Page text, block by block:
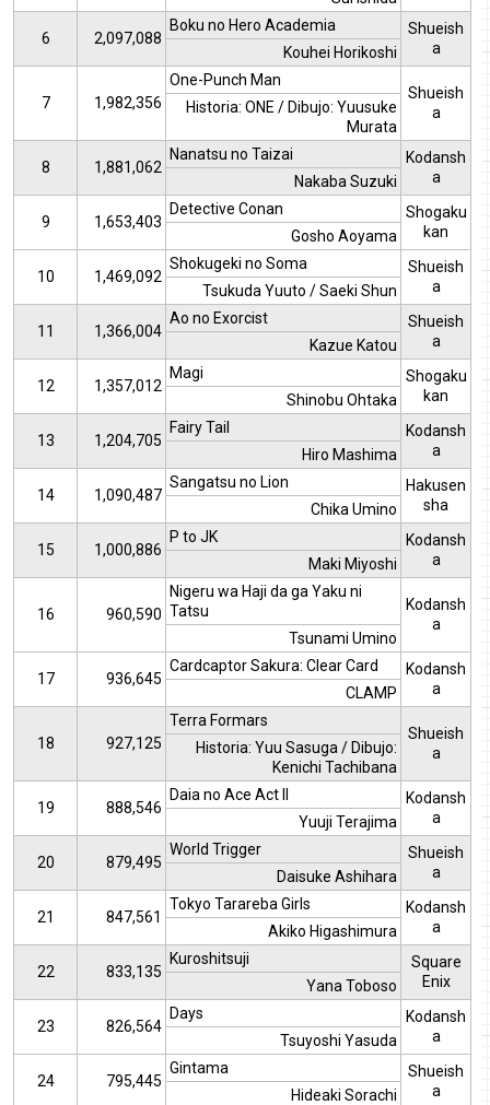
6 2,097,088
Boku no Hero Academia
Shueish
a
Kouhei Horikoshi
7 1,982,356
One-Punch Man
Shueish
a
Historia: ONE / Dibujo: Yuusuke
Murata
8 1,881,062
Nanatsu no Taizai
Kodansh
a
Nakaba Suzuki
9 1,653,403
Detective Conan
Shogaku
kan
Gosho Aoyama
10 1,469,092
Shokugeki no Soma
Shueish
a
Tsukuda Yuuto / Saeki Shun
11 1,366,004
Ao no Exorcist
Shueish
a
Kazue Katou
12 1,357,012
Magi
Shogaku
kan
Shinobu Ohtaka
13 1,204,705
Fairy Tail
Kodansh
a
Hiro Mashima
14 1,090,487
Sangatsu no Lion
Hakusen
sha
Chika Umino
15 1,000,886
P to JK
Kodansh
a
Maki Miyoshi
16 960,590
Nigeru wa Haji da ga Yaku ni
Tatsu
Kodansh
a
Tsunami Umino
17 936,645
Cardcaptor Sakura: Clear Card
Kodansh
a
CLAMP
18 927,125
Terra Formars
Shueish
a
Historia: Yuu Sasuga / Dibujo:
Kenichi Tachibana
19 888,546
Daia no Ace Act II
Kodansh
a
Yuuji Terajima
20 879,495
World Trigger
Shueish
a
Daisuke Ashihara
21 847,561
Tokyo Tarareba Girls
Kodansh
a
Akiko Higashimura
22 833,135
Kuroshitsuji
Square
Enix
Yana Toboso
23 826,564
Days
Kodansh
a
Tsuyoshi Yasuda
24 795,445
Gintama
Shueish
a
Hideaki Sorachi